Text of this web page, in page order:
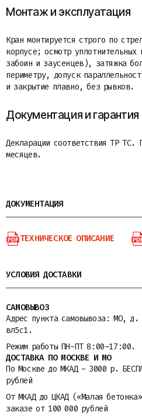
Монтаж и эксплуатация
Кран монтируется строго по
корпусе; осмотр уплотнительных
забоин и заусенцев), затяжка
периметру, допуск
и закрытие плавно, без рывков.
Документация и гарантия
Декларации соответствия ТР ТС.
месяцев.
ДОКУМЕНТАЦИЯ
ТЕХНИЧЕСКОЕ ОПИСАНИЕ
УСЛОВИЯ ДОСТАВКИ
САМОВЫВОЗ
Адрес пункта самовывоза: МО,
вл5с1.
Режим работы ПН-ПТ 8:00–17:00.
ДОСТАВКА ПО МОСКВЕ И МО
По Москве до МКАД - 3000 р.
рублей
От МКАД до ЦКАД («Малая
заказе от 100 000 рублей